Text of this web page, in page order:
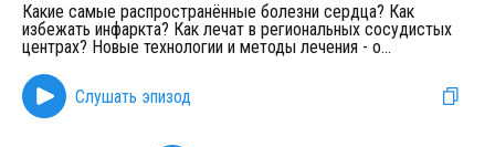
Какие самые распространённые болезни сердца? Как
избежать инфаркта? Как лечат в региональных сосудистых
центрах? Новые технологии и методы лечения - о...
Слушать эпизод